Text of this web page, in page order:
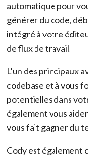
automatique pour
générer du code,
intégré à votre
de flux de travail.
L’un des principaux
codebase et à vous
potentielles dans
également vous
vous fait gagner du
Cody est également